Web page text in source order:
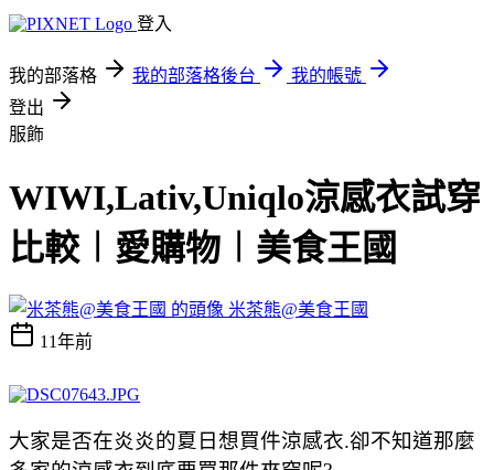
登入
我的部落格 我的部落格後台
我的帳號
登出
服飾
WIWI,Lativ,Uniqlo涼感衣試穿
比較︱愛購物︱美食王國
米茶熊@美食王國
11年前
大家是否在炎炎的夏日想買件涼感衣.卻不知道那麼